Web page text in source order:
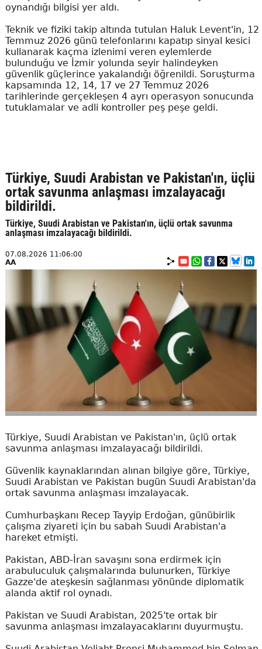
oynandığı bilgisi yer aldı.
Teknik ve fiziki takip altında tutulan Haluk Levent'in, 12
Temmuz 2026 günü telefonlarını kapatıp sinyal kesici
kullanarak kaçma izlenimi veren eylemlerde
bulunduğu ve İzmir yolunda seyir halindeyken
güvenlik güçlerince yakalandığı öğrenildi. Soruşturma
kapsamında 12, 14, 17 ve 27 Temmuz 2026
tarihlerinde gerçekleşen 4 ayrı operasyon sonucunda
tutuklamalar ve adli kontroller peş peşe geldi.
Türkiye, Suudi Arabistan ve Pakistan'ın, üçlü
ortak savunma anlaşması imzalayacağı
bildirildi.
Türkiye, Suudi Arabistan ve Pakistan'ın, üçlü ortak savunma
anlaşması imzalayacağı bildirildi.
07.08.2026 11:06:00
AA
Türkiye, Suudi Arabistan ve Pakistan'ın, üçlü ortak
savunma anlaşması imzalayacağı bildirildi.
Güvenlik kaynaklarından alınan bilgiye göre, Türkiye,
Suudi Arabistan ve Pakistan bugün Suudi Arabistan'da
ortak savunma anlaşması imzalayacak.
Cumhurbaşkanı Recep Tayyip Erdoğan, günübirlik
çalışma ziyareti için bu sabah Suudi Arabistan'a
hareket etmişti.
Pakistan, ABD-İran savaşını sona erdirmek için
arabuluculuk çalışmalarında bulunurken, Türkiye
Gazze'de ateşkesin sağlanması yönünde diplomatik
alanda aktif rol oynadı.
Pakistan ve Suudi Arabistan, 2025'te ortak bir
savunma anlaşması imzalayacaklarını duyurmuştu.